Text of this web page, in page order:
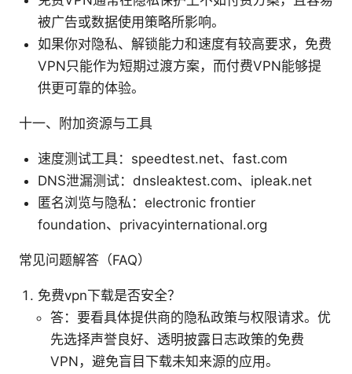
被广告或数据使用策略所影响。
如果你对隐私、解锁能力和速度有较高要求，免费
VPN只能作为短期过渡方案，而付费VPN能够提
供更可靠的体验。
十一、附加资源与工具
速度测试工具：speedtest.net、fast.com
DNS泄漏测试：dnsleaktest.com、ipleak.net
匿名浏览与隐私：electronic frontier
foundation、privacyinternational.org
常见问题解答（FAQ）
免费vpn下载是否安全？
答：要看具体提供商的隐私政策与权限请求。优
先选择声誉良好、透明披露日志政策的免费
VPN，避免盲目下载未知来源的应用。